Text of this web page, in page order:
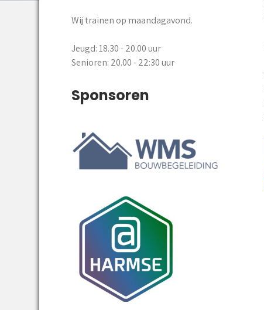
Wij trainen op maandagavond.
Jeugd: 18.30 - 20.00 uur
Senioren: 20.00 - 22:30 uur
Sponsoren